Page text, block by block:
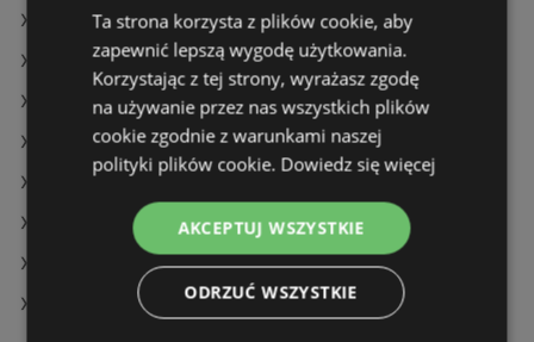
Oferty Lidl
Oferty Żabka
Aktualne gazetki Carrefour
Aktualne gazetki Netto
Aktualne gazetki Lidl
Aktualne gazetki SPAR
Aktualne gazetki Stokrotka
Sklepy POLOmarket w Dziwnów
Ta strona korzysta z plików cookie, aby
zapewnić lepszą wygodę użytkowania.
Korzystając z tej strony, wyrażasz zgodę
na używanie przez nas wszystkich plików
cookie zgodnie z warunkami naszej
polityki plików cookie. Dowiedz się więcej
AKCEPTUJ WSZYSTKIE
ODRZUĆ WSZYSTKIE